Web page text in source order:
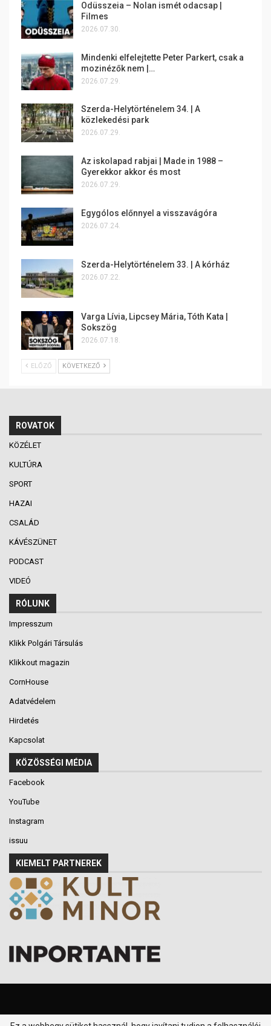
Odüsszeia – Nolan ismét odacsap |
Filmes
2026.07.30.
Mindenki elfelejtette Peter Parkert, csak a
mozinézők nem |…
2026.07.29.
Szerda-Helytörténelem 34. | A
közlekedési park
2026.07.29.
Az iskolapad rabjai | Made in 1988 –
Gyerekkor akkor és most
2026.07.29.
Egygólos előnnyel a visszavágóra
2026.07.24.
Szerda-Helytörténelem 33. | A kórház
2026.07.22.
Varga Lívia, Lipcsey Mária, Tóth Kata |
Sokszög
2026.07.18.
ELŐZŐ KÖVETKEZŐ
ROVATOK
KÖZÉLET
KULTÚRA
SPORT
HAZAI
CSALÁD
KÁVÉSZÜNET
PODCAST
VIDEÓ
RÓLUNK
Impresszum
Klikk Polgári Társulás
Klikkout magazin
CornHouse
Adatvédelem
Hirdetés
Kapcsolat
KÖZÖSSÉGI MÉDIA
Facebook
YouTube
Instagram
issuu
KIEMELT PARTNEREK